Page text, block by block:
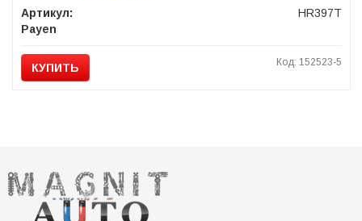
Артикул:
HR397T
Payen
КУПИТЬ Код: 152523-5